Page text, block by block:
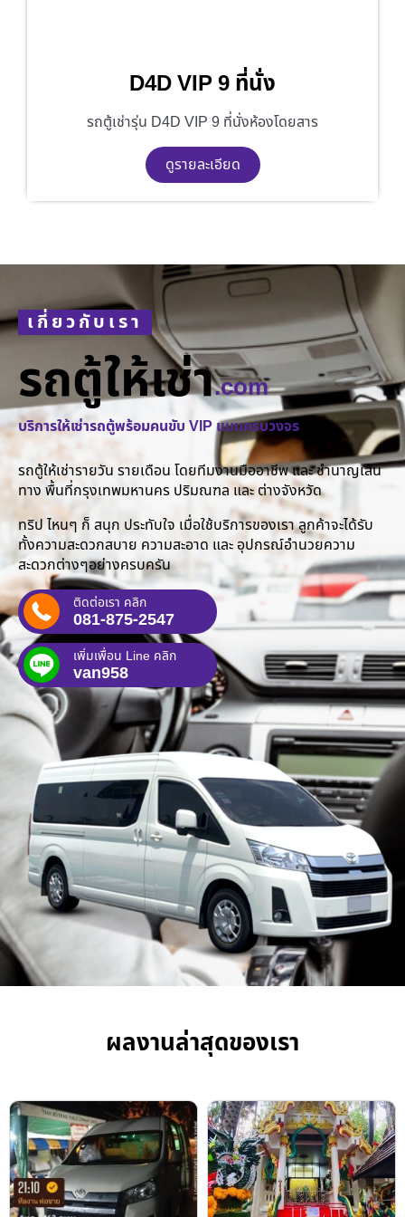
D4D VIP 9 ที่นั่ง
รถตู้เช่ารุ่น D4D VIP 9 ที่นั่งห้องโดยสาร
ดูรายละเอียด
เกี่ยวกับเรา
รถตู้ให้เช่า.com
บริการให้เช่ารถตู้พร้อมคนขับ VIP แบบครบวงจร
รถตู้ให้เช่ารายวัน รายเดือน โดยทีมงานมืออาชีพ และ ชำนาญเส้น
ทาง พื้นที่กรุงเทพมหานคร ปริมณฑล และ ต่างจังหวัด
ทริป ไหนๆ ก็ สนุก ประทับใจ เมื่อใช้บริการของเรา ลูกค้าจะได้รับ
ทั้งความสะดวกสบาย ความสะอาด และ อุปกรณ์อำนวยความ
สะดวกต่างๆอย่างครบครัน
ติดต่อเรา คลิก
081-875-2547
เพิ่มเพื่อน Line คลิก
van958
ผลงานล่าสุดของเรา